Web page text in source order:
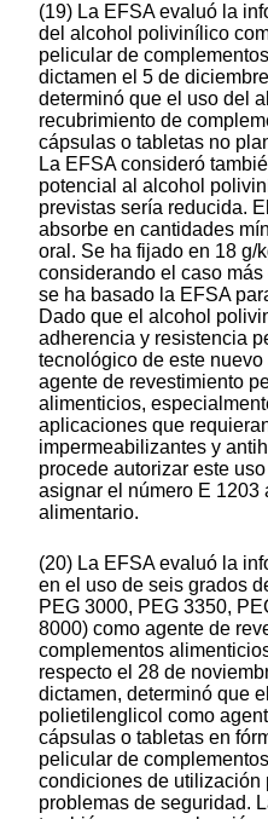
(19) La EFSA evaluó la
del alcohol polivinílico
pelicular de
dictamen el 5 de
determinó que el uso del
recubrimiento de
cápsulas o tabletas no
La EFSA consideró
potencial al alcohol
previstas sería reducida.
absorbe en cantidades
oral. Se ha fijado en 18 g/
considerando el caso
se ha basado la EFSA
Dado que el alcohol
adherencia y resistencia
tecnológico de este
agente de revestimiento
alimenticios,
aplicaciones que
impermeabilizantes y
procede autorizar este
asignar el número E 1203
alimentario.
(20) La EFSA evaluó la
en el uso de seis grados
PEG 3000, PEG 3350,
8000) como agente de
complementos
respecto el 28 de
dictamen, determinó que
polietilenglicol como
cápsulas o tabletas en
pelicular de
condiciones de utilización
problemas de seguridad.